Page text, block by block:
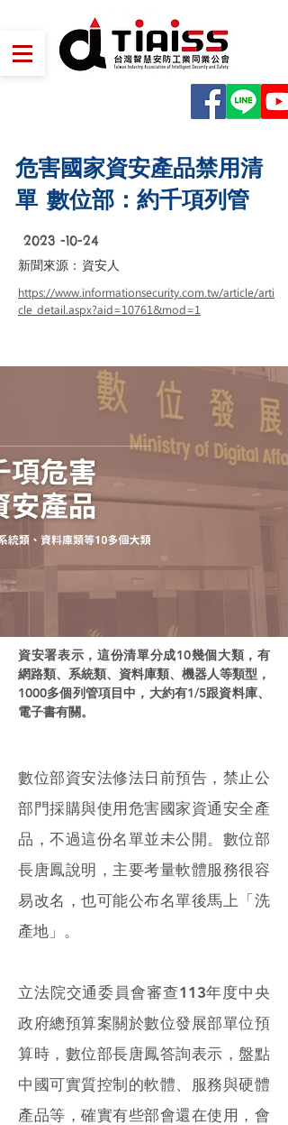
危害國家資安產品禁用清
單 數位部：約千項列管
2023 -10-24
資安人
新聞來源：
https://www.informationsecurity.com.tw/article/arti
cle_detail.aspx?aid=10761&mod=1
資安署表示，這份清單分成10幾個大類，有
網路類、系統類、資料庫類、機器人等類型，
1000多個列管項目中，大約有1/5跟資料庫、
電子書有關。
數位部資安法修法日前預告，禁止公
部門採購與使用危害國家資通安全產
品，不過這份名單並未公開。數位部
長唐鳳說明，主要考量軟體服務很容
易改名，也可能公布名單後馬上「洗
產地」。
立法院交通委員會審查113年度中央
政府總預算案關於數位發展部單位預
算時，數位部長唐鳳答詢表示，盤點
中國可實質控制的軟體、服務與硬體
產品等，確實有些部會還在使用，會